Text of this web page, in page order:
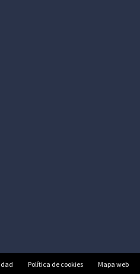
Política de cookies Mapa web